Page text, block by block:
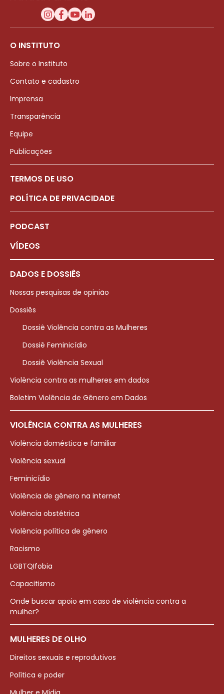
O INSTITUTO
Sobre o Instituto
Contato e cadastro
Imprensa
Transparência
Equipe
Publicações
TERMOS DE USO
POLÍTICA DE PRIVACIDADE
PODCAST
VÍDEOS
DADOS E DOSSIÊS
Nossas pesquisas de opinião
Dossiês
Dossiê Violência contra as Mulheres
Dossiê Feminicídio
Dossiê Violência Sexual
Violência contra as mulheres em dados
Boletim Violência de Gênero em Dados
VIOLÊNCIA CONTRA AS MULHERES
Violência doméstica e familiar
Violência sexual
Feminicídio
Violência de gênero na internet
Violência obstétrica
Violência política de gênero
Racismo
LGBTQIfobia
Capacitismo
Onde buscar apoio em caso de violência contra a
mulher?
MULHERES DE OLHO
Direitos sexuais e reprodutivos
Política e poder